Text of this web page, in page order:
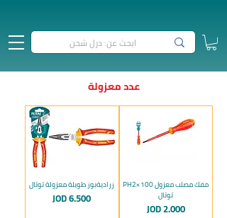
عدد معزولة
مفك مصلب معزول PH2×100
توتال
السعر
JOD 2.000
زراديةبوز طويلة معزولة توتال
السعر
JOD 6.500